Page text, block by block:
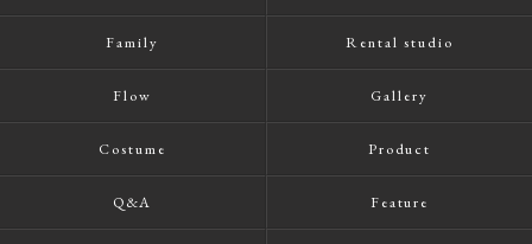
Family Rental studio
Flow Gallery
Costume Product
Q&A Feature